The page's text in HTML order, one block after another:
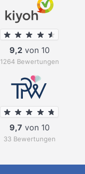
9,2von 10
1264 Bewertungen
9,7 von 10
33 Bewertungen